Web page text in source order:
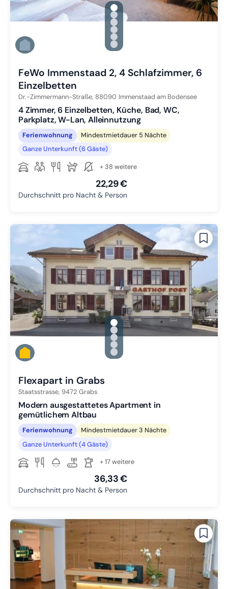
gallery.slide_selector
Zu Slide 1 wechseln
Zu Slide 2 wechseln
Zu Slide 3 wechseln
Zu Slide 4 wechseln
Zu Slide 5 wechseln
Zu Slide 6 wechseln
FeWo Immenstaad 2, 4 Schlafzimmer, 6
Einzelbetten
Dr.-Zimmermann-Straße, 88090 Immenstaad am Bodensee
4 Zimmer, 6 Einzelbetten, Küche, Bad, WC,
Parkplatz, W-Lan, Alleinnutzung
Ferienwohnung
Mindestmietdauer 5 Nächte
Ganze Unterkunft (6 Gäste)
+ 38 weitere
22,29 €
Durchschnitt pro Nacht & Person
gallery.slide_selector
Zu Slide 1 wechseln
Zu Slide 2 wechseln
Zu Slide 3 wechseln
Zu Slide 4 wechseln
Zu Slide 5 wechseln
Flexapart in Grabs
Staatsstrasse, 9472 Grabs
Modern ausgestattetes Apartment in
gemütlichem Altbau
Ferienwohnung
Mindestmietdauer 3 Nächte
Ganze Unterkunft (4 Gäste)
+ 17 weitere
36,33 €
Durchschnitt pro Nacht & Person